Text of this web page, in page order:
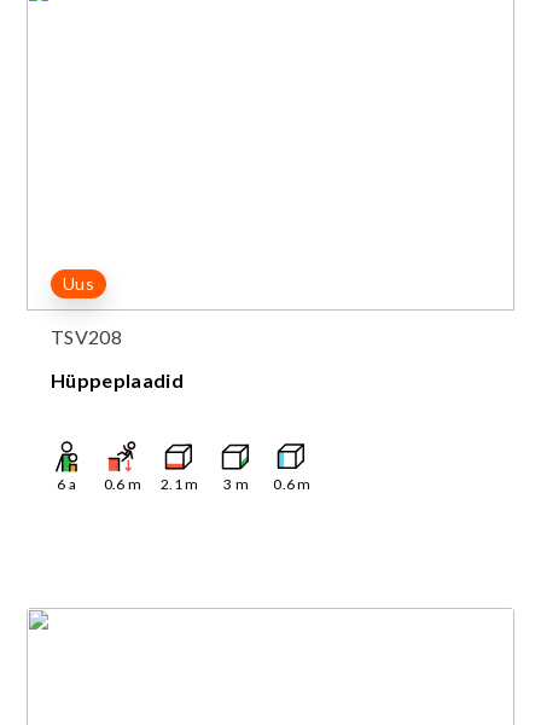
Uus
TSV208
Hüppeplaadid
6 a 0.6 m 2.1m 3 m 0.6m